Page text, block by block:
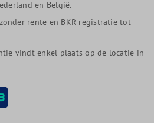
en België.
rente en BKR registratie tot
vindt enkel plaats op de locatie in